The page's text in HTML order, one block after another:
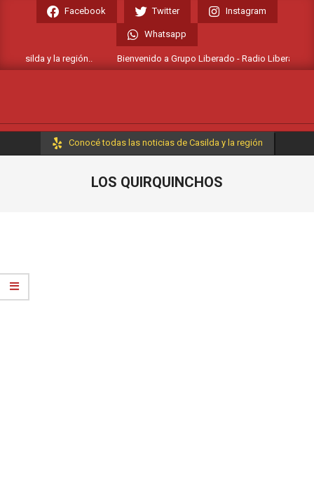
Facebook Twitter Instagram
Whatsapp
Casilda y la región.. Bienvenido a Grupo Liberado - Radio Liberada
Primary
Conocé todas las noticias de Casilda y la región
LOS QUIRQUINCHOS